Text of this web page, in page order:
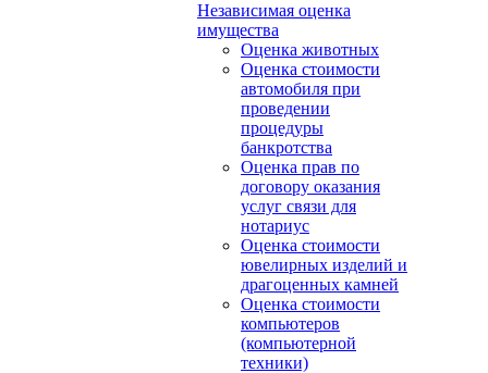
Независимая оценка
имущества
Оценка животных
Оценка стоимости
автомобиля при
проведении
процедуры
банкротства
Оценка прав по
договору оказания
услуг связи для
нотариус
Оценка стоимости
ювелирных изделий и
драгоценных камней
Оценка стоимости
компьютеров
(компьютерной
техники)